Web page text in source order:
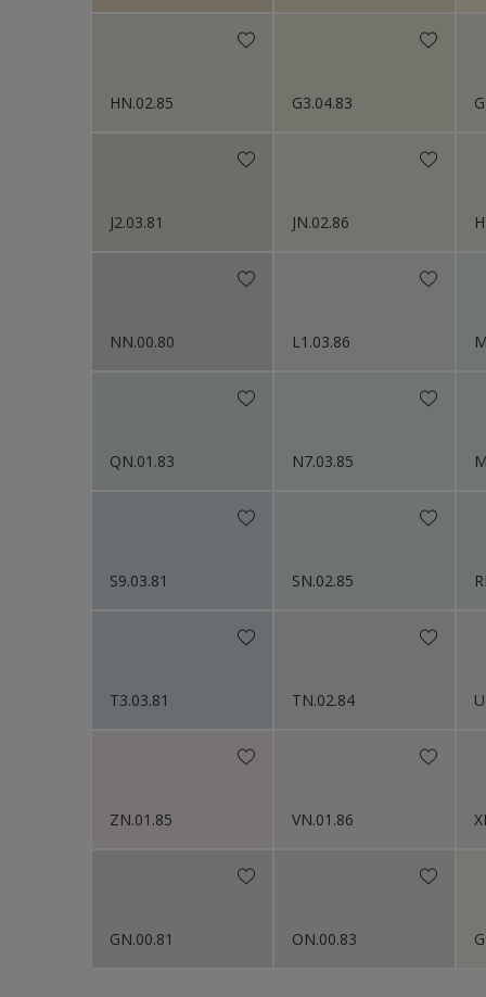
HN.02.85 G3.04.83
J2.03.81 JN.02.86
NN.00.80 L1.03.86
QN.01.83 N7.03.85
S9.03.81 SN.02.85
T3.03.81 TN.02.84
ZN.01.85 VN.01.86
GN.00.81 ON.00.83